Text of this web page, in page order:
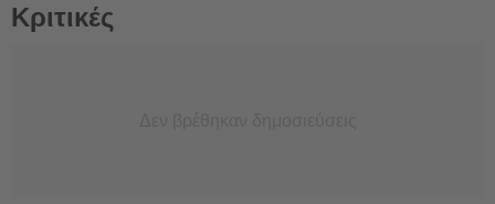
Κριτικές